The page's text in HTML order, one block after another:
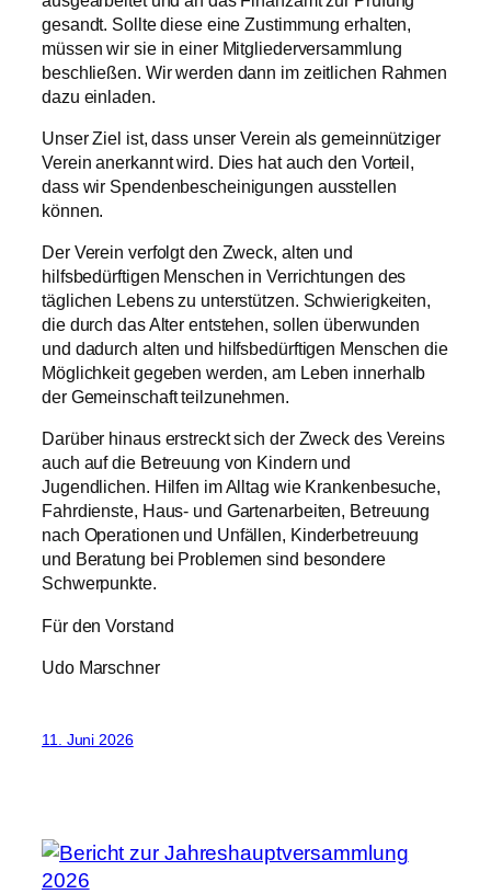
gesandt. Sollte diese eine Zustimmung erhalten,
müssen wir sie in einer Mitgliederversammlung
beschließen. Wir werden dann im zeitlichen Rahmen
dazu einladen.
Unser Ziel ist, dass unser Verein als gemeinnütziger
Verein anerkannt wird. Dies hat auch den Vorteil,
dass wir Spendenbescheinigungen ausstellen
können.
Der Verein verfolgt den Zweck, alten und
hilfsbedürftigen Menschen in Verrichtungen des
täglichen Lebens zu unterstützen. Schwierigkeiten,
die durch das Alter entstehen, sollen überwunden
und dadurch alten und hilfsbedürftigen Menschen die
Möglichkeit gegeben werden, am Leben innerhalb
der Gemeinschaft teilzunehmen.
Darüber hinaus erstreckt sich der Zweck des Vereins
auch auf die Betreuung von Kindern und
Jugendlichen. Hilfen im Alltag wie Krankenbesuche,
Fahrdienste, Haus- und Gartenarbeiten, Betreuung
nach Operationen und Unfällen, Kinderbetreuung
und Beratung bei Problemen sind besondere
Schwerpunkte.
Für den Vorstand
Udo Marschner
11. Juni 2026